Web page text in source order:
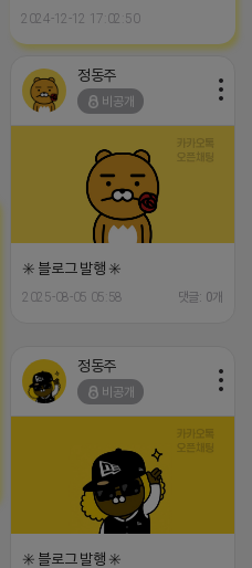
2024-12-12 17:02:50
정동주
비공개
✳️ 블로그 발행 ✳️
2025-08-05 05:58 댓글: 0개
정동주
비공개
✳️ 블로그 발행 ✳️